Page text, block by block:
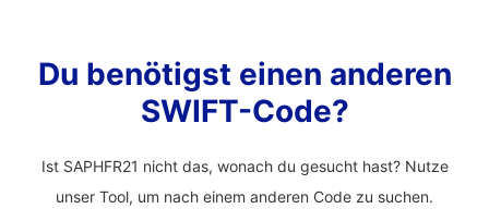
Du benötigst einen anderen
SWIFT-Code?
Ist SAPHFR21 nicht das, wonach du gesucht hast? Nutze
unser Tool, um nach einem anderen Code zu suchen.